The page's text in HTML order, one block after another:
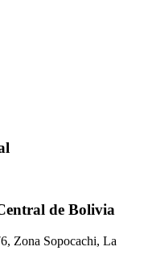
de Bolivia
Zona Sopocachi, La